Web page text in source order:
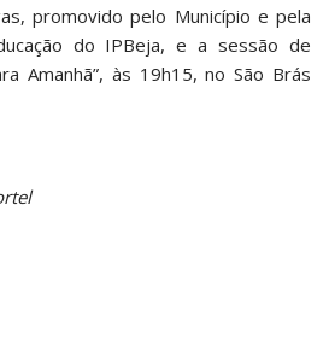
promovido pelo Município e pela
do IPBeja, e a sessão de
Amanhã”, às 19h15, no São Brás